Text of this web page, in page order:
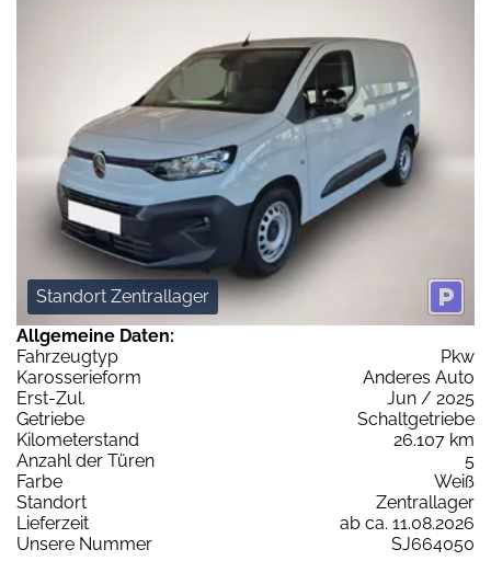
Standort Zentrallager
Allgemeine Daten:
Fahrzeugtyp
Pkw
Karosserieform
Anderes Auto
Erst-Zul.
Jun / 2025
Getriebe
Schaltgetriebe
Kilometerstand
26.107 km
Anzahl der Türen
5
Farbe
Weiß
Standort
Zentrallager
Lieferzeit
ab ca. 11.08.2026
Unsere Nummer
SJ664050